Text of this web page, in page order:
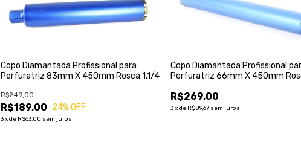
Copo Diamantada Profissional para
Perfuratriz 83mm X 450mm Rosca 1.1/4
R$189,00
R$249,00
24% OFF
3xde R$63,00 sem juros
Copo Diamantada Profissional
Perfuratriz 66mm X 450mm
R$269,00
3xde R$89,67 sem juros